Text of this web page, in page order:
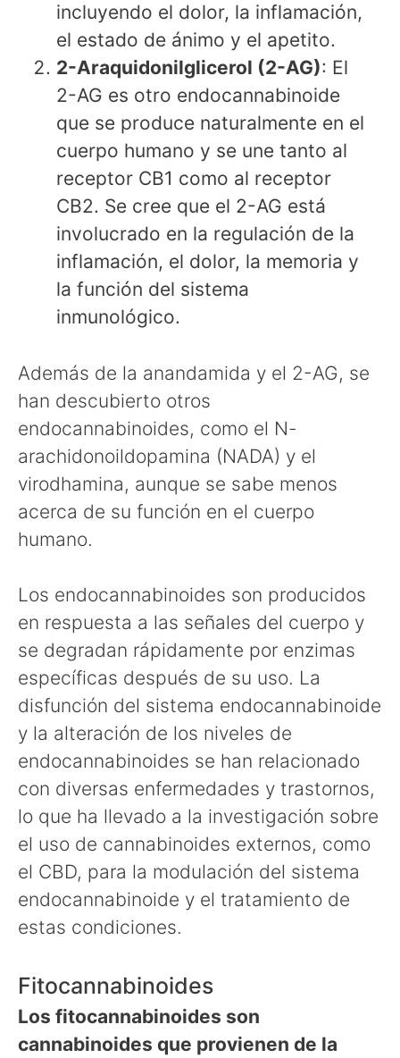
incluyendo el dolor, la inflamación,
el estado de ánimo y el apetito.
2-Araquidonilglicerol (2-AG): El
2-AG es otro endocannabinoide
que se produce naturalmente en el
cuerpo humano y se une tanto al
receptor CB1 como al receptor
CB2. Se cree que el 2-AG está
involucrado en la regulación de la
inflamación, el dolor, la memoria y
la función del sistema
inmunológico.
Además de la anandamida y el 2-AG, se
han descubierto otros
endocannabinoides, como el N-
arachidonoildopamina (NADA) y el
virodhamina, aunque se sabe menos
acerca de su función en el cuerpo
humano.
Los endocannabinoides son producidos
en respuesta a las señales del cuerpo y
se degradan rápidamente por enzimas
específicas después de su uso. La
disfunción del sistema endocannabinoide
y la alteración de los niveles de
endocannabinoides se han relacionado
con diversas enfermedades y trastornos,
lo que ha llevado a la investigación sobre
el uso de cannabinoides externos, como
el CBD, para la modulación del sistema
endocannabinoide y el tratamiento de
estas condiciones.
Fitocannabinoides
Los fitocannabinoides son
cannabinoides que provienen de la